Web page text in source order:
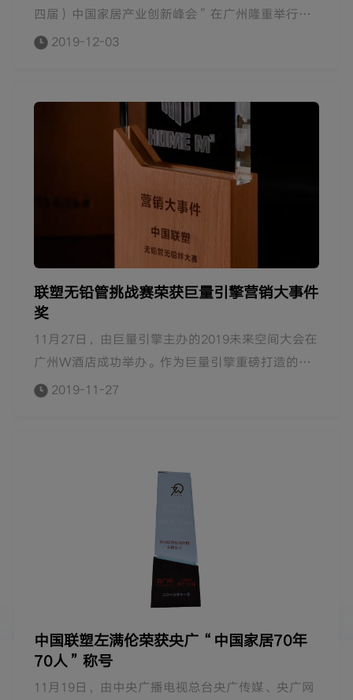
四届）中国家居产业创新峰会”在广州隆重举行。
峰会以“绝对增长的路径”为主题，众咖云集，重
2019-12-03
联塑无铅管挑战赛荣获巨量引擎营销大事件
奖
11月27日，由巨量引擎主办的2019未来空间大会在
广州W酒店成功举办。作为巨量引擎重磅打造的年
度行业品牌营销IP，未来空间大会聚焦家居行业，
2019-11-27
中国联塑左满伦荣获央广“中国家居70年
70人”称号
11月19日，由中央广播电视总台央广传媒、央广网